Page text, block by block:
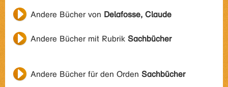
Andere Bücher von Delafosse, Claude
Andere Bücher mit Rubrik Sachbücher
Andere Bücher für den Orden Sachbücher